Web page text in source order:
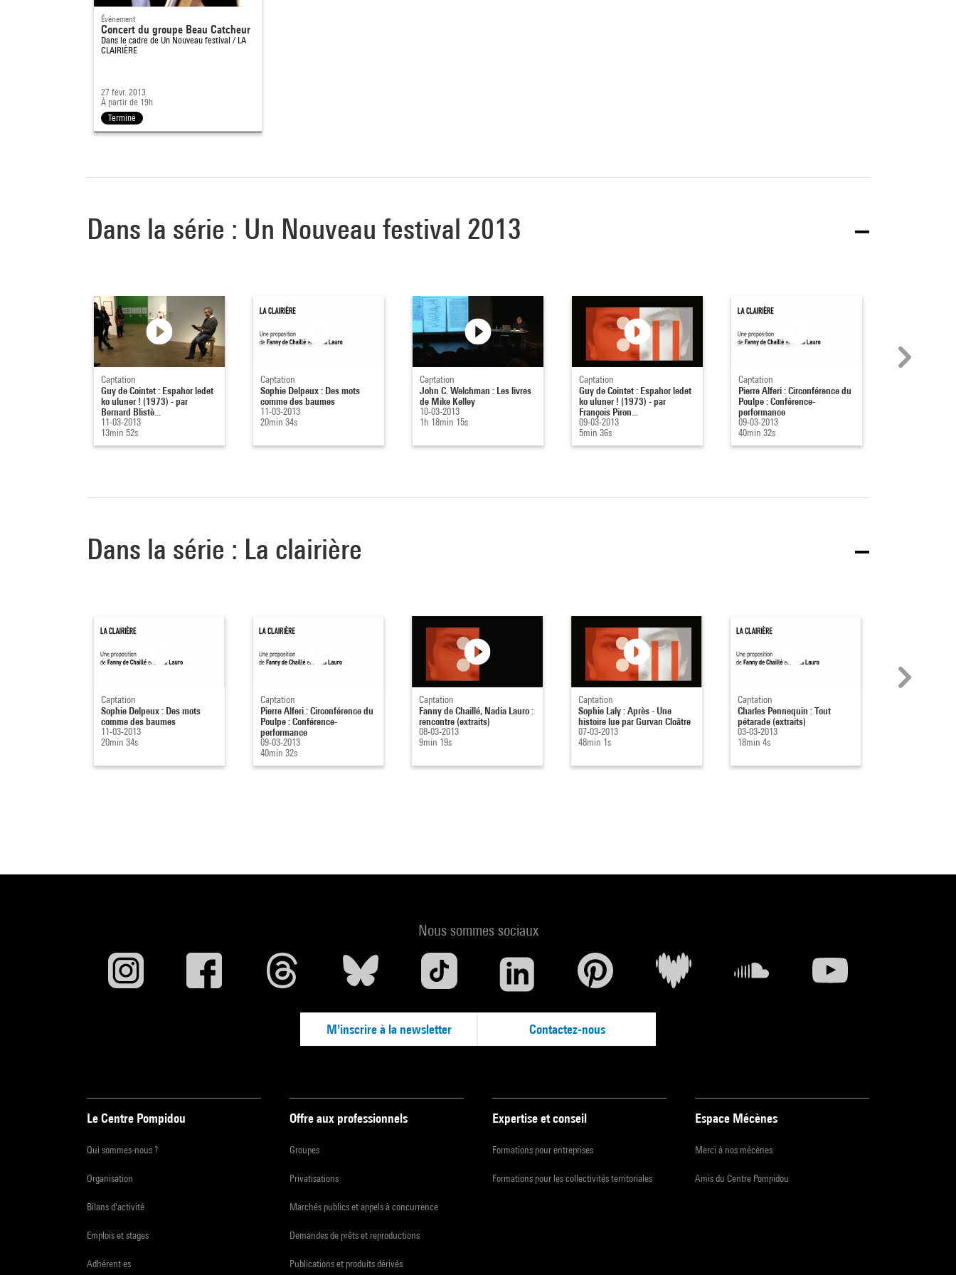
Événement
Concert du groupe Beau Catcheur
Dans le cadre de Un Nouveau festival / LA
CLAIRIÈRE
27 févr. 2013
À partir de 19h
Terminé
Dans la série : Un Nouveau festival 2013
Captation
Guy de Cointet : Espahor ledet
ko uluner ! (1973) - par
Bernard Blistè...
11-03-2013
13min 52s
Captation
Sophie Delpeux : Des mots
comme des baumes
11-03-2013
20min 34s
Captation
John C. Welchman : Les livres
de Mike Kelley
10-03-2013
1h 18min 15s
Captation
Guy de Cointet : Espahor ledet
ko uluner ! (1973) - par
François Piron...
09-03-2013
5min 36s
Captation
Pierre Alferi : Circonférence du
Poulpe : Conférence-
performance
09-03-2013
40min 32s
Dans la série : La clairière
Captation
Sophie Delpeux : Des mots
comme des baumes
11-03-2013
20min 34s
Captation
Pierre Alferi : Circonférence du
Poulpe : Conférence-
performance
09-03-2013
40min 32s
Captation
Fanny de Chaillé, Nadia Lauro :
rencontre (extraits)
08-03-2013
9min 19s
Captation
Sophie Laly : Après - Une
histoire lue par Gurvan Cloâtre
07-03-2013
48min 1s
Captation
Charles Pennequin : Tout
pétarade (extraits)
03-03-2013
18min 4s
Nous sommes sociaux
M'inscrire à la newsletter Contactez-nous
Le Centre Pompidou
Qui sommes-nous ?
Organisation
Bilans d'activité
Emplois et stages
Adhérent·es
Offre aux professionnels
Groupes
Privatisations
Marchés publics et appels à concurrence
Demandes de prêts et reproductions
Publications et produits dérivés
Expertise et conseil
Formations pour entreprises
Formations pour les collectivités territoriales
Espace Mécènes
Merci à nos mécènes
Amis du Centre Pompidou